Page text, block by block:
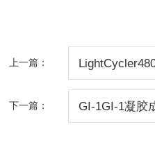
上一篇：
下一篇： GI-1GI-1凝胶